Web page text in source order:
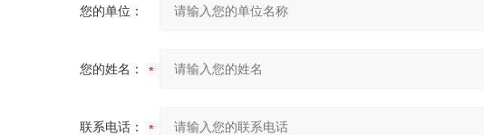
您的单位：
您的姓名：
联系电话：